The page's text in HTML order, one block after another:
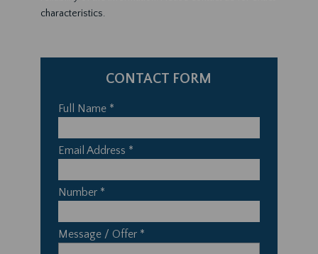
characteristics.
CONTACT FORM
Full Name*
Email Address *
Number*
Message / Offer*